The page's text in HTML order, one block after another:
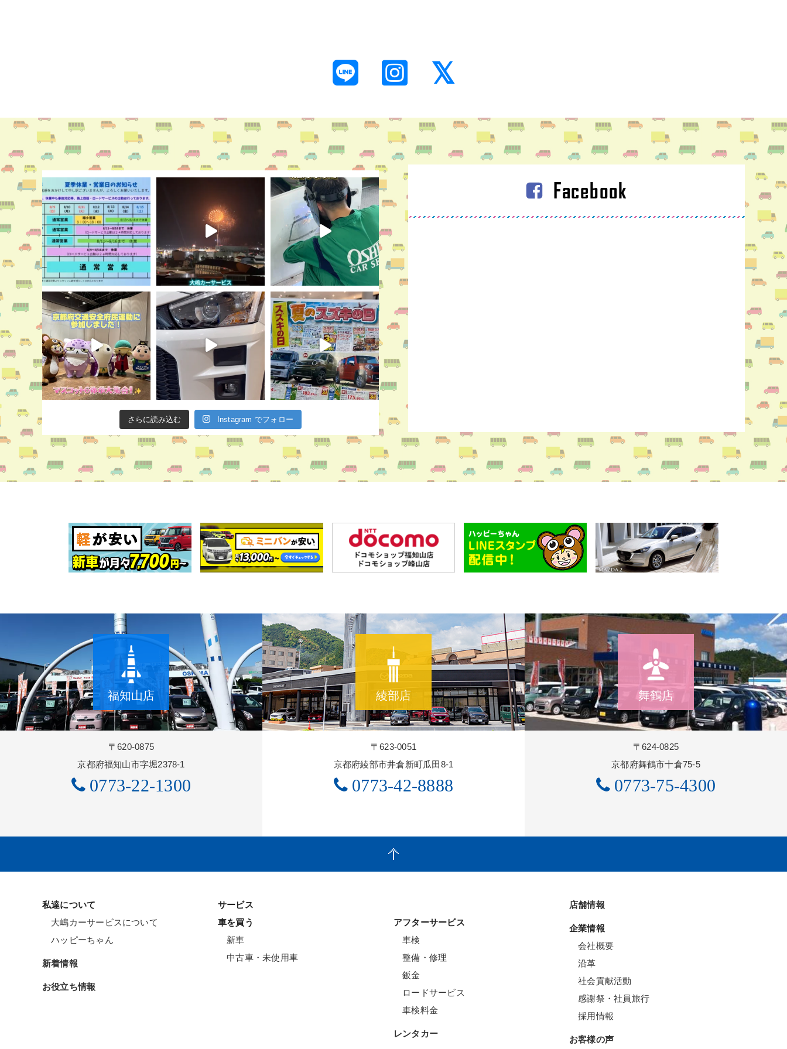
さらに読み込む Instagram でフォロー
福知山店
〒620-0875
京都府福知山市字堀2378-1
0773-22-1300
綾部店
〒623-0051
京都府綾部市井倉新町瓜田8-1
0773-42-8888
舞鶴店
〒624-0825
京都府舞鶴市十倉75-5
0773-75-4300
私達について
大嶋カーサービスについて
ハッピーちゃん
新着情報
お役立ち情報
サービス
車を買う
新車
中古車・未使用車
アフターサービス
車検
整備・修理
鈑金
ロードサービス
車検料金
レンタカー
店舗情報
企業情報
会社概要
沿革
社会貢献活動
感謝祭・社員旅行
採用情報
お客様の声